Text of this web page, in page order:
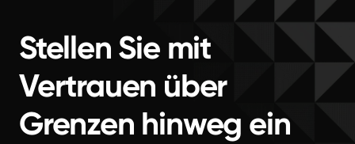
Stellen Sie mit
Vertrauen über
Grenzen hinweg ein